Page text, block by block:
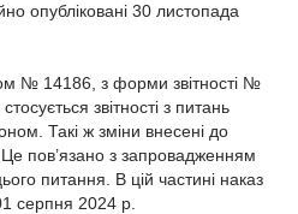
опубліковані 30 листопада
№ 14186, з форми звітності №
звітності з питань
Такі ж зміни внесені до
пов’язано з запровадженням
питання. В цій частині наказ
серпня 2024 р.